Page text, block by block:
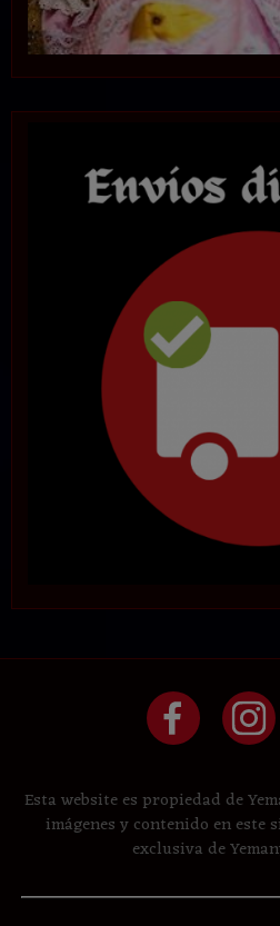
Esta website es propiedad de
imágenes y contenido en este
exclusiva de